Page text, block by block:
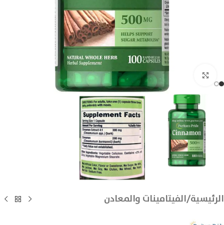
انقر للتكبير
الرئيسية/الفيتامينات والمعادن